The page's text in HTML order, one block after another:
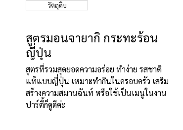
วัตถุดิบ
สูตรมอนจายากิ กระทะร้อน
ญี่ปุ่น
สูตรที่รวมสุดยอดความอร่อย ทำง่าย รสชาติ
แท้แบบญี่ปุ่น เหมาะทำกินในครอบครัว เสริม
สร้างความสมานฉันท์ หรือใช้เป็นเมนูในงาน
ปาร์ตี้ก็ดูดีค่ะ